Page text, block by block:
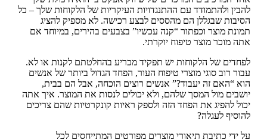
להבין ולהתמודד עם ההתנגדויות העיקריות של הלקוחות שלך – כל
הסיבות שבגללן הם מהססים לבצע רכישה. לא מספיק להציג
תמונת מוצר וכפתור “קנה עכשיו” בצבעים בהירים, במיוחד אם
אתה מוכר מוצר טיפוח יוקרתי.
לפחדים של הלקוחות יש תפקיד מכריע בהחלטתם לקנות או לא.
עבור רוב סוגי מוצרי טיפוח העור, הפחד הגדול ביותר של אנשים
הוא “האם זה יעבוד?” אנשים רוצים הוכחה, אבל הם בבית,
יושבים מול המסך שלהם, ולא יכולים לנסות את המוצר. איך אתה
יכול להפיג את הפחד הזה ולספק ראיות קונקרטיות שהם צריכים
להוסיף לעגלה?
על ידי כתיבת תיאורי מוצרים מפורטים המתייחסים לכל